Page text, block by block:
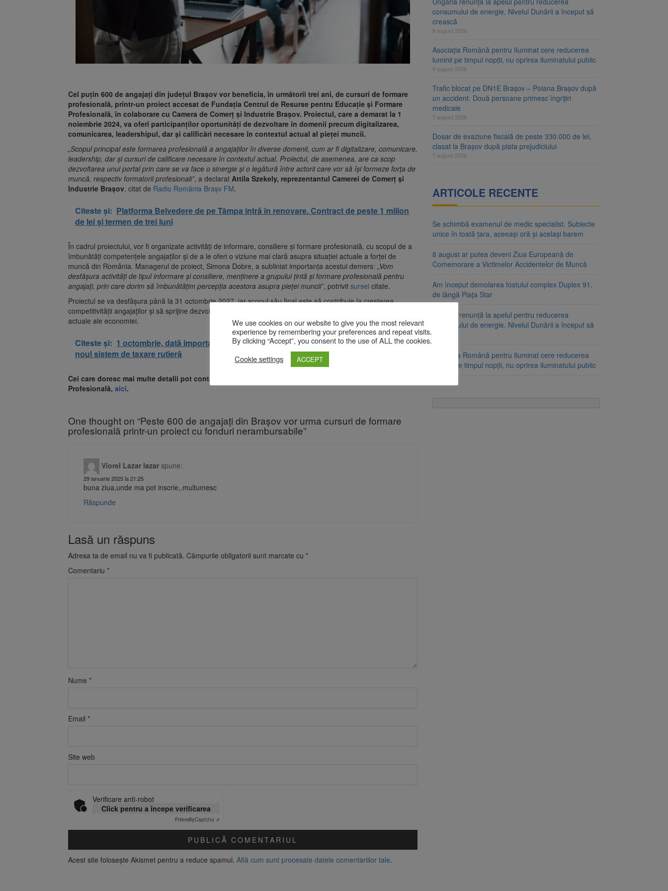
Cel puțin 600 de angajați din județul Brașov vor beneficia, în următorii trei ani, de cursuri de formare
profesională, printr-un proiect accesat de Fundația Centrul de Resurse pentru Educație și Formare
Profesională, în colaborare cu Camera de Comerț și Industrie Brașov. Proiectul, care a demarat la 1
noiembrie 2024, va oferi participanților oportunități de dezvoltare în domenii precum digitalizarea,
comunicarea, leadershipul, dar și calificări necesare în contextul actual al pieței muncii.
„Scopul principal este formarea profesională a angajaților în diverse domenii, cum ar fi digitalizare, comunicare,
leadership, dar și cursuri de calificare necesare în contextul actual. Proiectul, de asemenea, are ca scop
dezvoltarea unui portal prin care se va face o sinergie și o legătură între actorii care vor să își formeze forța de
muncă, respectiv formatorii profesionali”, a declarat Attila Szekely, reprezentantul Camerei de Comerț și
Industrie Brașov, citat de Radio România Brașv FM.
Citeste și: Platforma Belvedere de pe Tâmpa intră în renovare. Contract de peste 1 milion
de lei și termen de trei luni
În cadrul proiectului, vor fi organizate activități de informare, consiliere și formare profesională, cu scopul de a
îmbunătăți competențele angajaților și de a le oferi o viziune mai clară asupra situației actuale a forței de
muncă din România. Managerul de proiect, Simona Dobre, a subliniat importanța acestui demers: „Vom
desfășura activități de tipul informare și consiliere, menținere a grupului țintă și formare profesională pentru
angajați, prin care dorim să îmbunătățim percepția acestora asupra pieței muncii”, potrivit sursei citate.
Proiectul se va desfășura până la 31 octombrie 2027, iar scopul său final este să contribuie la creșterea
competitivității angajaților și să sprijine dezvoltarea unei forțe de muncă mai bine pregătite pentru provocările
actuale ale economiei.
Citeste și: 1 octombrie, dată importantă pentru șoferi și transportatori. Intră în aplicare
noul sistem de taxare rutieră
Cei care doresc mai multe detalii pot contacta Fundația Centrul de Resurse pentru Educație și Formare
Profesională, aici.
One thought on “Peste 600 de angajați din Brașov vor urma cursuri de formare
profesională printr-un proiect cu fonduri nerambursabile”
Viorel Lazar lazar spune:
29 ianuarie 2025 la 21:25
buna ziua,unde ma pot inscrie,.multumesc
Răspunde
Lasă un răspuns
Adresa ta de email nu va fi publicată. Câmpurile obligatorii sunt marcate cu *
Comentariu *
Nume *
Email *
Site web
Verificare anti-robot
Click pentru a începe verificarea
FriendlyCaptcha ⇗
Acest site folosește Akismet pentru a reduce spamul. Află cum sunt procesate datele comentariilor tale.
consumului de energie. Nivelul Dunării a început să
crească
8 august 2026
Asociația Română pentru Iluminat cere reducerea
luminii pe timpul nopții, nu oprirea iluminatului public
8 august 2026
Trafic blocat pe DN1E Brașov – Poiana Brașov după
un accident. Două persoane primesc îngrijiri
medicale
7 august 2026
Dosar de evaziune fiscală de peste 330.000 de lei,
clasat la Brașov după plata prejudiciului
7 august 2026
ARTICOLE RECENTE
Se schimbă examenul de medic specialist. Subiecte
unice în toată țara, aceeași oră și același barem
8 august ar putea deveni Ziua Europeană de
Comemorare a Victimelor Accidentelor de Muncă
Am început demolarea fostului complex Duplex 91,
de lângă Piața Star
Ungaria renunță la apelul pentru reducerea
consumului de energie. Nivelul Dunării a început să
Asociația Română pentru Iluminat cere reducerea
luminii pe timpul nopții, nu oprirea iluminatului public
We use cookies on our website to give you the most relevant
experience by remembering your preferences and repeat visits.
By clicking “Accept”, you consent to the use of ALL the cookies.
Cookie settings
ACCEPT